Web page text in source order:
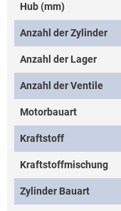
Hub (mm)
Anzahl der Zylinder
Anzahl der Lager
Anzahl der Ventile
Motorbauart
Kraftstoff
Kraftstoffmischung
Zylinder Bauart